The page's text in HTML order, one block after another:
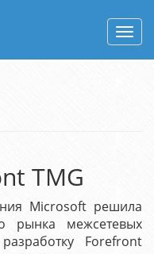
TMG
Microsoft решила
рынка межсетевых
Forefront